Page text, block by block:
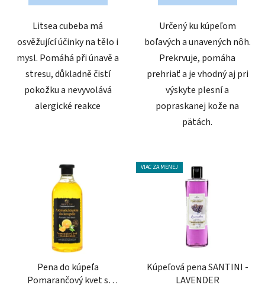
Litsea cubeba má
osvěžující účinky na tělo i
mysl. Pomáhá při únavě a
stresu, důkladně čistí
pokožku a nevyvolává
alergické reakce
Určený ku kúpeľom
boľavých a unavených nôh.
Prekrvuje, pomáha
prehriať a je vhodný aj pri
výskyte plesní a
popraskanej kože na
pätách.
Pena do kúpeľa
Pomarančový kvet s
VIAC ZA MENEJ
Kúpeľová pena SANTINI -
LAVENDER